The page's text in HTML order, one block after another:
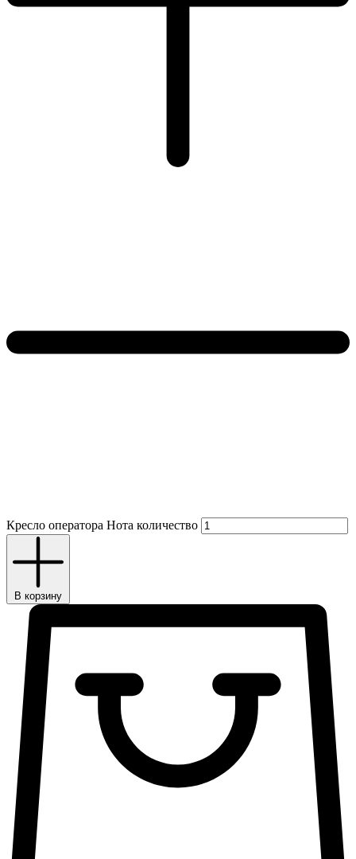
Кресло оператора Нота количество
В корзину